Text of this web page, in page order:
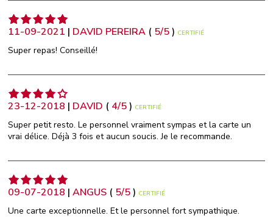
11-09-2021 | DAVID PEREIRA ( 5/5) CERTIFIÉ
Super repas! Conseillé!
23-12-2018 | DAVID ( 4/5) CERTIFIÉ
Super petit resto. Le personnel vraiment sympas et la carte un
vrai délice. Déjà 3 fois et aucun soucis. Je le recommande.
09-07-2018 |ANGUS ( 5/5) CERTIFIÉ
Une carte exceptionnelle. Et le personnel fort sympathique.